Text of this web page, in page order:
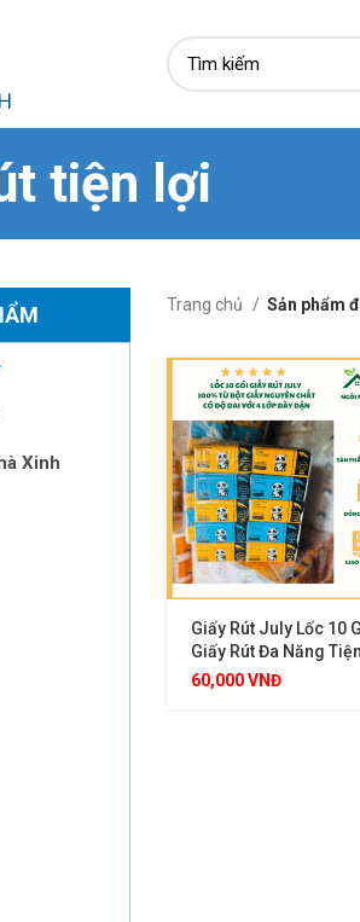
tiện lợi
Xinh
Trang chủ Sản phẩm
Giấy Rút July Lốc 10
Giấy Rút Đa Năng
Cho Gia Đình
60,000VNĐ